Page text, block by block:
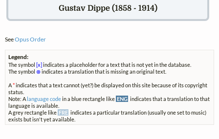
Gustav Dippe (1858 - 1914)
SeeOpus Order
Legend:
The symbol[x]indicates a placeholder for a text that is not yet in the database.
The symbol ⊗indicates a translation that is missing an original text.
A*indicates that a text cannot (yet?) be displayed on this site because of its copyright
status.
Note: A language codein a blue rectangle like ENG indicates that a translation to that
language is available.
A grey rectangle like FRE indicates a particular translation (usually one set to music)
exists but isn't yet available.